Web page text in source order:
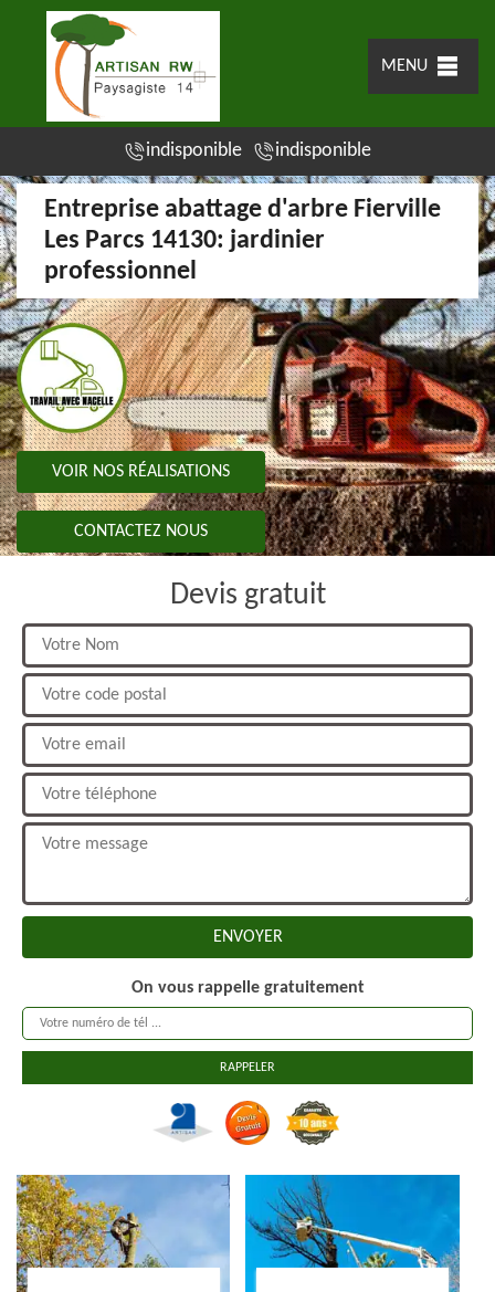
MENU
indisponible indisponible
Entreprise abattage d'arbre Fierville
Les Parcs 14130: jardinier
professionnel
VOIR NOS RÉALISATIONS
CONTACTEZ NOUS
Devis gratuit
On vous rappelle gratuitement